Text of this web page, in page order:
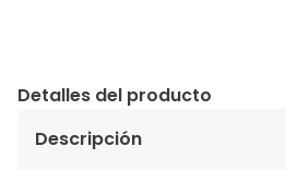
Detalles del producto
Descripción